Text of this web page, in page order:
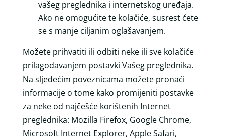
vašeg preglednika i internetskog uređaja.
Ako ne omogućite te kolačiće, susrest ćete
se s manje ciljanim oglašavanjem.
Možete prihvatiti ili odbiti neke ili sve kolačiće
prilagođavanjem postavki Vašeg preglednika.
Na sljedećim poveznicama možete pronaći
informacije o tome kako promijeniti postavke
za neke od najčešće korištenih Internet
preglednika: Mozilla Firefox, Google Chrome,
Microsoft Internet Explorer, Apple Safari,